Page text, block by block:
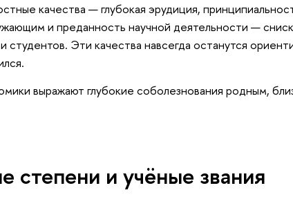
качества — глубокая эрудиция,
и преданность научной деятельности —
студентов. Эти качества навсегда останутся
выражают глубокие соболезнования родным,
степени и учёные звания